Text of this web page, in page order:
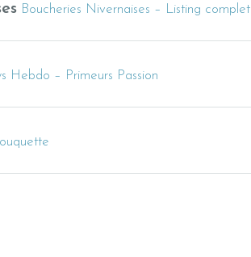
Boucheries Nivernaises – Listing complet
Hebdo – Primeurs Passion